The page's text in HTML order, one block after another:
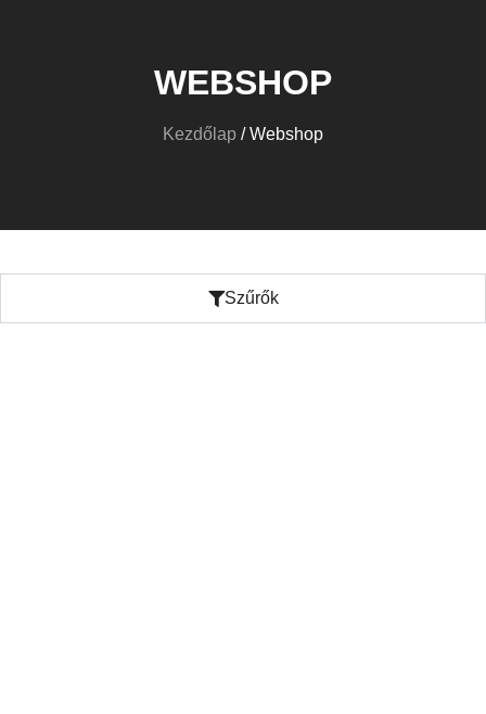
WEBSHOP
Kezdőlap / Webshop
Szűrők